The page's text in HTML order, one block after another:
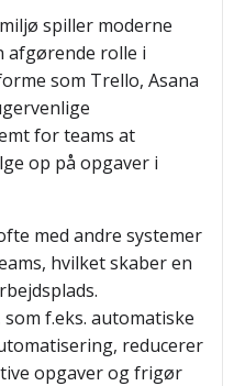
spiller moderne
rolle i
som Trello, Asana
for teams at
op på opgaver i
med andre systemer
hvilket skaber en
f.eks. automatiske
reducerer
opgaver og frigør